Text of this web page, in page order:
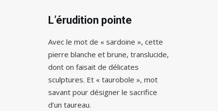
L’érudition pointe
Avec le mot de « sardoine », cette
pierre blanche et brune, translucide,
dont on faisait de délicates
sculptures. Et « taurobole », mot
savant pour désigner le sacrifice
d’un taureau.